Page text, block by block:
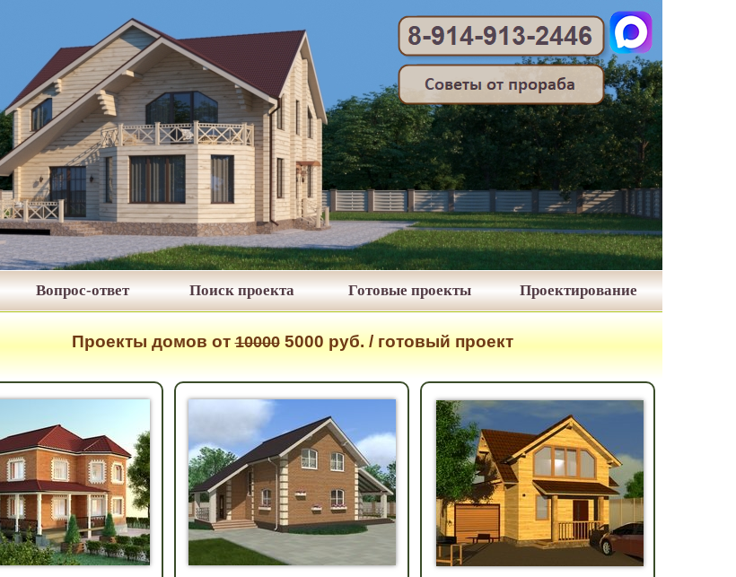
Проектирование
Вопрос-ответ Поиск проекта Готовые проекты
Проекты домов от100005000 руб. / готовый проект